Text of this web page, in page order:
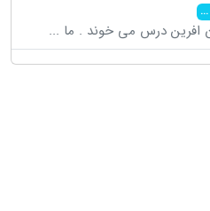
...
افرین درس می خوند . ما ...